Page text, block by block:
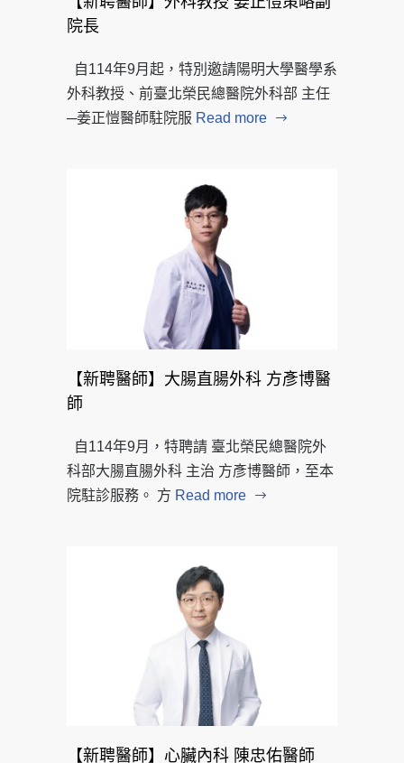
院長
自114年9月起，特別邀請陽明大學醫學系
外科教授、前臺北榮民總醫院外科部 主任
─姜正愷醫師駐院服 Read more
【新聘醫師】大腸直腸外科 方彥博醫
師
自114年9月，特聘請 臺北榮民總醫院外
科部大腸直腸外科 主治 方彥博醫師，至本
院駐診服務。 方 Read more
【新聘醫師】心臟內科 陳忠佑醫師